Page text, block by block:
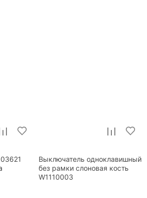
Выключатель одноклавишный
без рамки слоновая кость
W1110003